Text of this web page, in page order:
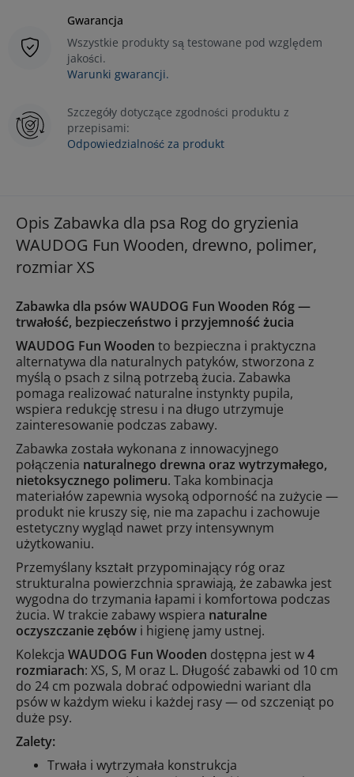
Gwarancja
Wszystkie produkty są testowane pod względem
jakości.
Warunki gwarancji.
Szczegóły dotyczące zgodności produktu z
przepisami:
Odpowiedzialność za produkt
Opis Zabawka dla psa Rog do gryzienia
WAUDOG Fun Wooden, drewno, polimer,
rozmiar XS
Zabawka dla psów WAUDOG Fun Wooden Róg —
trwałość, bezpieczeństwo i przyjemność żucia
WAUDOG Fun Wooden to bezpieczna i praktyczna
alternatywa dla naturalnych patyków, stworzona z
myślą o psach z silną potrzebą żucia. Zabawka
pomaga realizować naturalne instynkty pupila,
wspiera redukcję stresu i na długo utrzymuje
zainteresowanie podczas zabawy.
Zabawka została wykonana z innowacyjnego
połączenia naturalnego drewna oraz wytrzymałego,
nietoksycznego polimeru. Taka kombinacja
materiałów zapewnia wysoką odporność na zużycie —
produkt nie kruszy się, nie ma zapachu i zachowuje
estetyczny wygląd nawet przy intensywnym
użytkowaniu.
Przemyślany kształt przypominający róg oraz
strukturalna powierzchnia sprawiają, że zabawka jest
wygodna do trzymania łapami i komfortowa podczas
żucia. W trakcie zabawy wspiera naturalne
oczyszczanie zębów i higienę jamy ustnej.
Kolekcja WAUDOG Fun Wooden dostępna jest w4
rozmiarach: XS, S, M oraz L. Długość zabawki od 10 cm
do 24 cm pozwala dobrać odpowiedni wariant dla
psów w każdym wieku i każdej rasy — od szczeniąt po
duże psy.
Zalety:
Trwała i wytrzymała konstrukcja